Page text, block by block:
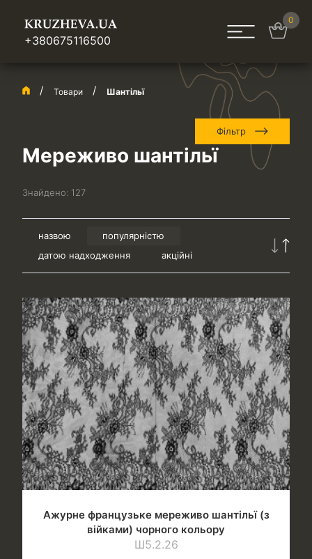
+380675116500
0
Товари Шантільї
Фільтр
Мереживо шантільї
Знайдено: 127
назвою
популярністю
датою надходження
акційні
Ажурне французьке мереживо шантільї (з
війками) чорного кольору
Ш5.2.26